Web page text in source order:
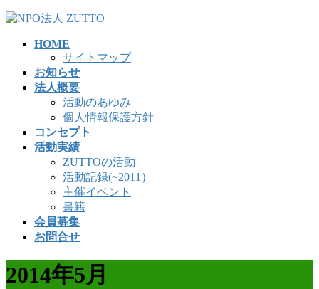
コ
ナ
HOME
サイトマップ
お知らせ
法人概要
活動のあゆみ
個人情報保護方針
コンセプト
活動実績
ZUTTOの活動
活動記録(~2011）
主催イベント
書籍
会員募集
お問合せ
2014年5月